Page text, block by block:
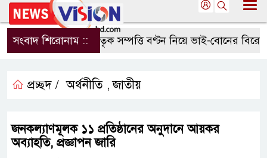
সংবাদ শিরোনাম ::পৈতৃক সম্পত্তি বণ্টন নিয়ে ভাই-বোনের
প্রচ্ছদ / অর্থনীতি ,জাতীয়
জনকল্যাণমূলক ১১ প্রতিষ্ঠানের অনুদানে আয়কর
অব্যাহতি, প্রজ্ঞাপন জারি